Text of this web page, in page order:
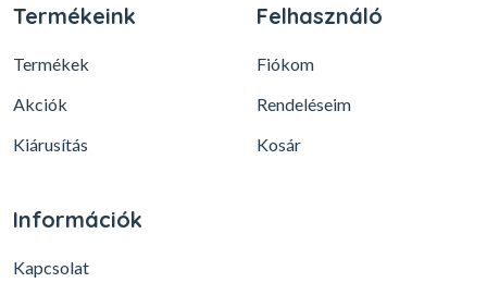
Termékeink
Termékek
Akciók
Kiárusítás
Felhasználó
Fiókom
Rendeléseim
Kosár
Információk
Kapcsolat